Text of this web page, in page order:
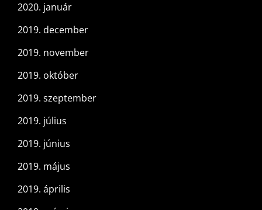
2020. január
2019. december
2019. november
2019. október
2019. szeptember
2019. július
2019. június
2019. május
2019. április